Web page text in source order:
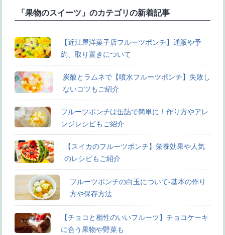
「果物のスイーツ」のカテゴリの新着記事
【近江屋洋菓子店フルーツポンチ】通販や予
約、取り置きについて
炭酸とラムネで【噴水フルーツポンチ】失敗し
ないコツもご紹介
フルーツポンチは缶詰で簡単に！作り方やアレ
ンジレシピもご紹介
【スイカのフルーツポンチ】栄養効果や人気
のレシピもご紹介
フルーツポンチの白玉について-基本の作り
方や保存方法
【チョコと相性のいいフルーツ】チョコケーキ
に合う果物や野菜も